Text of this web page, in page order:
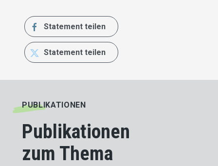
Statement teilen
Statement teilen
PUBLIKATIONEN
Publikationen
zum Thema